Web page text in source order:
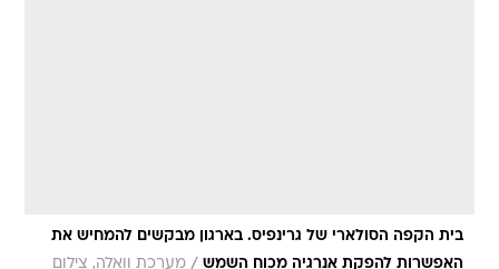
בית הקפה הסולארי של גרינפיס. בארגון מבקשים להמחיש את
האפשרות להפקת אנרגיה מכוח השמש / מערכת וואלה, צילום